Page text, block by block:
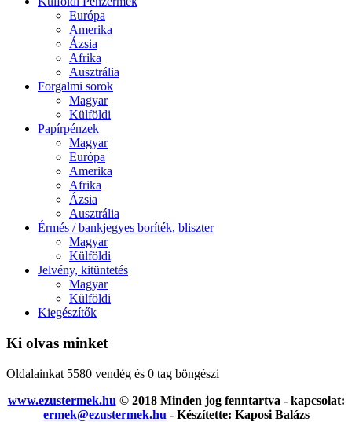
Európa
Amerika
Ázsia
Afrika
Ausztrália
Forgalmi sorok
Magyar
Külföldi
Papírpénzek
Magyar
Európa
Amerika
Afrika
Ázsia
Ausztrália
Érmés / bankjegyes boríték, bliszter
Magyar
Külföldi
Jelvény, kitüntetés
Magyar
Külföldi
Kiegészítők
Ki olvas minket
Oldalainkat 5580 vendég és 0 tag böngészi
www.ezustermek.hu © 2018 Minden jog fenntartva - kapcsolat:
ermek@ezustermek.hu - Készítette: Kaposi Balázs